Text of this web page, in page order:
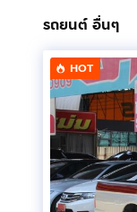
รถยนต์ อื่นๆ
HOT